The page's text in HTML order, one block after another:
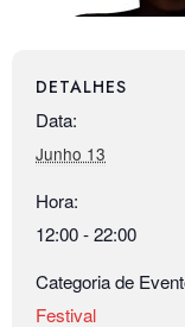
DETALHES
Data:
Junho 13
Hora:
12:00 - 22:00
Categoria de
Festival